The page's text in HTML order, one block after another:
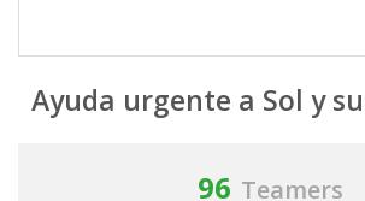
Ayuda urgente a Sol y
96 Teamers